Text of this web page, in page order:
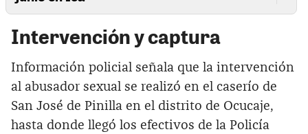
Intervención y captura
Información policial señala que la intervención
al abusador sexual se realizó en el caserío de
San José de Pinilla en el distrito de Ocucaje,
hasta donde llegó los efectivos de la Policía